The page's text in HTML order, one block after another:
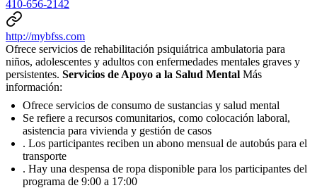
410-656-2142
http://mybfss.com
Ofrece servicios de rehabilitación psiquiátrica ambulatoria para
niños, adolescentes y adultos con enfermedades mentales graves y
persistentes. Servicios de Apoyo a la Salud Mental Más
información:
Ofrece servicios de consumo de sustancias y salud mental
Se refiere a recursos comunitarios, como colocación laboral,
asistencia para vivienda y gestión de casos
. Los participantes reciben un abono mensual de autobús para el
transporte
. Hay una despensa de ropa disponible para los participantes del
programa de 9:00 a 17:00